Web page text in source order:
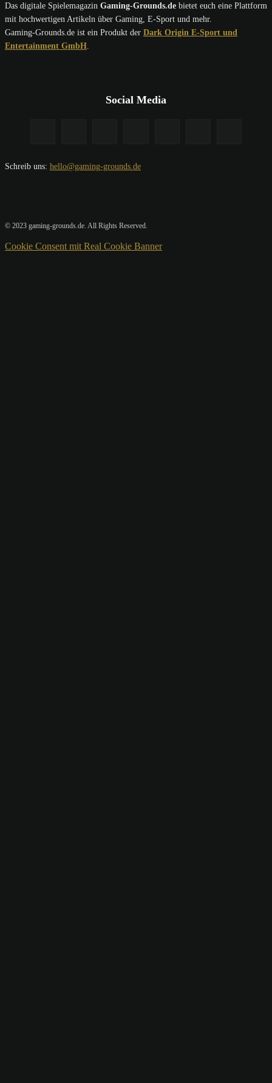
Das digitale Spielemagazin Gaming-Grounds.de bietet euch eine Plattform
mit hochwertigen Artikeln über Gaming, E-Sport und mehr.
Gaming-Grounds.de ist ein Produkt der Dark Origin E-Sport und
Entertainment GmbH
Social Media
Schreib uns: hello@gaming-grounds.de
© 2023 gaming-grounds.de. All Rights Reserved.
Cookie Consent mit Real Cookie Banner